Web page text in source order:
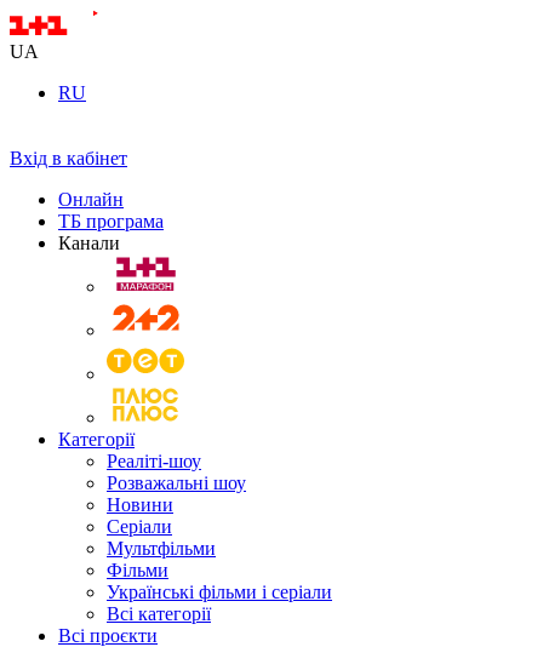
UA
RU
Вхід в кабінет
Онлайн
ТБ програма
Канали
Категорії
Реаліті-шоу
Розважальні шоу
Новини
Серіали
Мультфільми
Фільми
Українські фільми і серіали
Всі категорії
Всі проєкти